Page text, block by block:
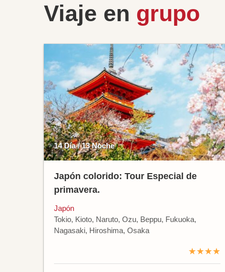
Viaje en grupo
14 Día / 13 Noche
Japón colorido: Tour Especial de
primavera.
Japón
Tokio, Kioto, Naruto, Ozu, Beppu, Fukuoka,
Nagasaki, Hiroshima, Osaka
★★★★